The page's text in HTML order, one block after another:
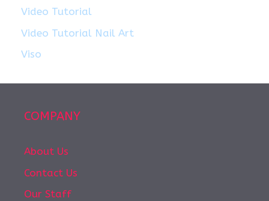
Video Tutorial
Video Tutorial Nail Art
Viso
COMPANY
About Us
Contact Us
Our Staff